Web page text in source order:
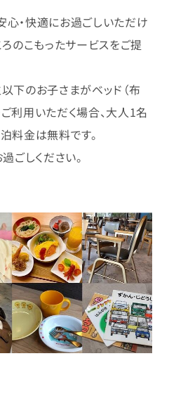
・快適にお過ごしいただけ
ろのこもったサービスをご提
下のお子さまがベッド（布
利用いただく場合、大人1名
料金は無料です。
ごしください。